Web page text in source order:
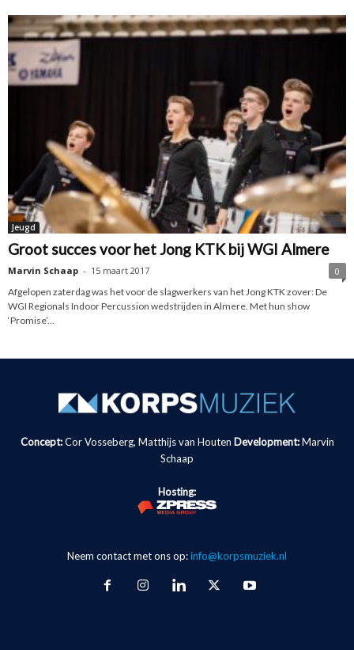
Jeugd
Groot succes voor het Jong KTK bij WGI Almere
Marvin Schaap - 15 maart 2017
0
Afgelopen zaterdag was het voor de slagwerkers van het Jong KTK zover: De
WGI Regionals Indoor Percussion wedstrijden in Almere. Met hun show
‘Promise’...
Concept:Cor Vosseberg, Matthijs van Houten Development: Marvin
Schaap
Hosting:
Neem contact met ons op:info@korpsmuziek.nl